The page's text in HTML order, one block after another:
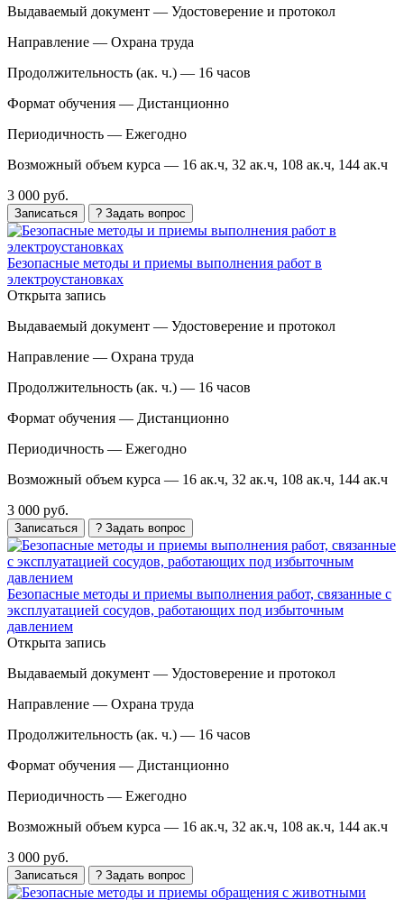
Выдаваемый документ — Удостоверение и протокол
Направление — Охрана труда
Продолжительность (ак. ч.) — 16 часов
Формат обучения — Дистанционно
Периодичность — Ежегодно
Возможный объем курса — 16 ак.ч, 32 ак.ч, 108 ак.ч, 144 ак.ч
3 000 руб.
Записаться ? Задать вопрос
Безопасные методы и приемы выполнения работ в
электроустановках
Открыта запись
Выдаваемый документ — Удостоверение и протокол
Направление — Охрана труда
Продолжительность (ак. ч.) — 16 часов
Формат обучения — Дистанционно
Периодичность — Ежегодно
Возможный объем курса — 16 ак.ч, 32 ак.ч, 108 ак.ч, 144 ак.ч
3 000 руб.
Записаться ? Задать вопрос
Безопасные методы и приемы выполнения работ, связанные с
эксплуатацией сосудов, работающих под избыточным
давлением
Открыта запись
Выдаваемый документ — Удостоверение и протокол
Направление — Охрана труда
Продолжительность (ак. ч.) — 16 часов
Формат обучения — Дистанционно
Периодичность — Ежегодно
Возможный объем курса — 16 ак.ч, 32 ак.ч, 108 ак.ч, 144 ак.ч
3 000 руб.
Записаться ? Задать вопрос